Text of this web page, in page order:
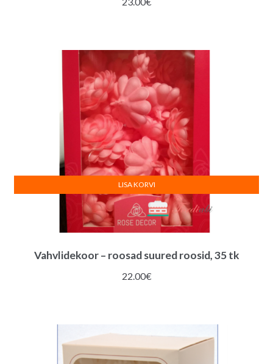
Vahvlidekoor – roosad suured roosid, 35 tk
22.00€
LISA KORVI